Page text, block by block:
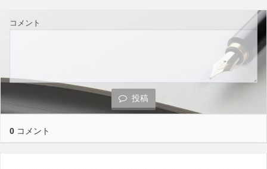
コメント
投稿
0 コメント